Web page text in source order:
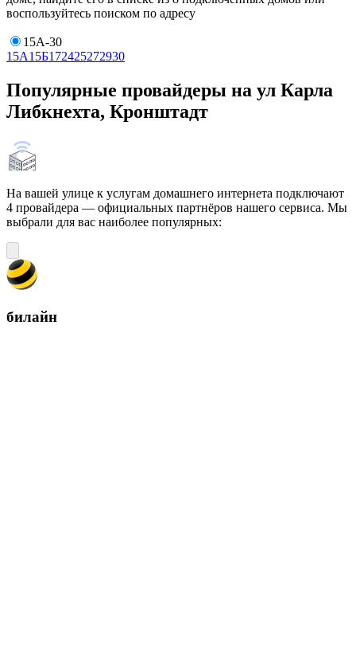
воспользуйтесь поиском по адресу
15А-30
15А15Б172425272930
Популярные провайдеры на ул Карла
Либкнехта, Кронштадт
На вашей улице к услугам домашнего интернета подключают
4 провайдера — официальных партнёров нашего сервиса. Мы
выбрали для вас наиболее популярных:
билайн